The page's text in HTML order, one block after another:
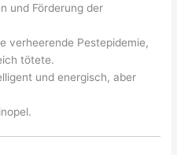
und Förderung der
verheerende Pestepidemie,
tötete.
und energisch, aber